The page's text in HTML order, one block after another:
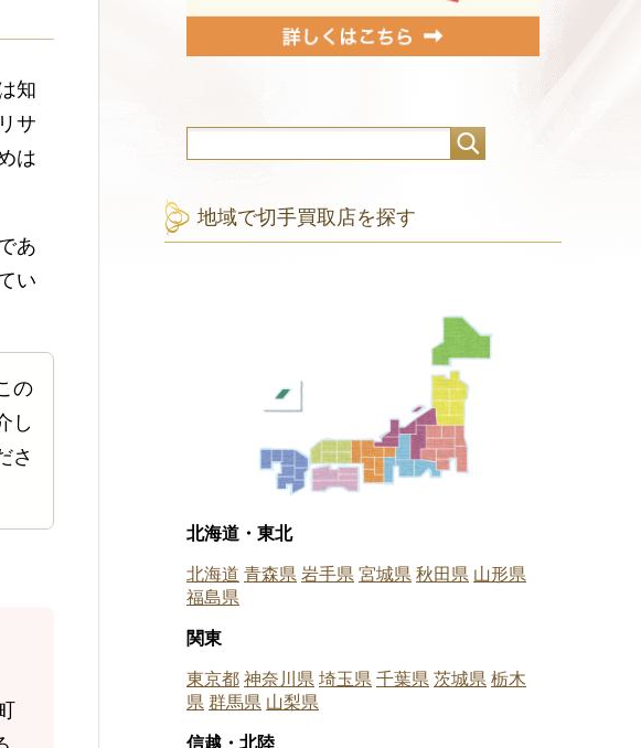
知
サ
は
あ
い
の
し
さ
地域で切手買取店を探す
北海道・東北
北海道 青森県 岩手県 宮城県 秋田県 山形県
福島県
関東
東京都 神奈川県 埼玉県 千葉県 茨城県 栃木
県 群馬県 山梨県
信越・北陸